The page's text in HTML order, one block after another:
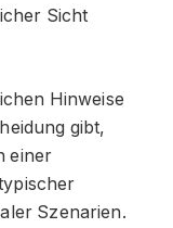
Sicht
Hinweise
gibt,
einer
Szenarien.